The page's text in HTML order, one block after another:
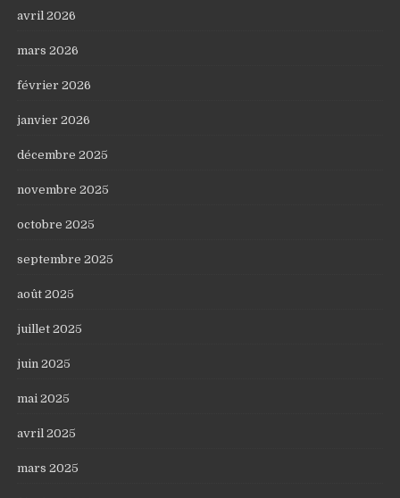
avril 2026
mars 2026
février 2026
janvier 2026
décembre 2025
novembre 2025
octobre 2025
septembre 2025
août 2025
juillet 2025
juin 2025
mai 2025
avril 2025
mars 2025